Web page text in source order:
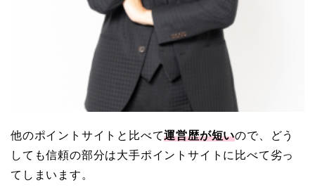
他のポイントサイトと比べて運営歴が短いので、どう
しても信頼の部分は大手ポイントサイトに比べて劣っ
てしまいます。